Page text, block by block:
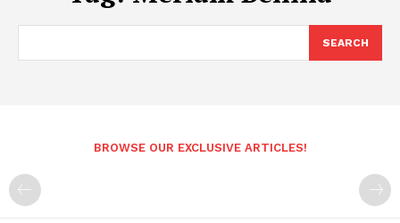
SEARCH
BROWSE OUR EXCLUSIVE ARTICLES!